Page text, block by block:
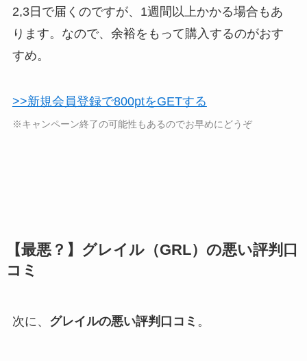
2,3日で届くのですが、1週間以上かかる場合もあ
ります。なので、余裕をもって購入するのがおす
すめ。
>>新規会員登録で800ptをGETする
※キャンペーン終了の可能性もあるのでお早めにどうぞ
【最悪？】グレイル（GRL）の悪い評判口
コミ
次に、 グレイルの悪い評判口コミ 。